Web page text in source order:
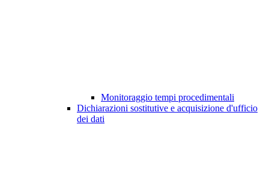
Monitoraggio tempi procedimentali
Dichiarazioni sostitutive e acquisizione d'ufficio
dei dati